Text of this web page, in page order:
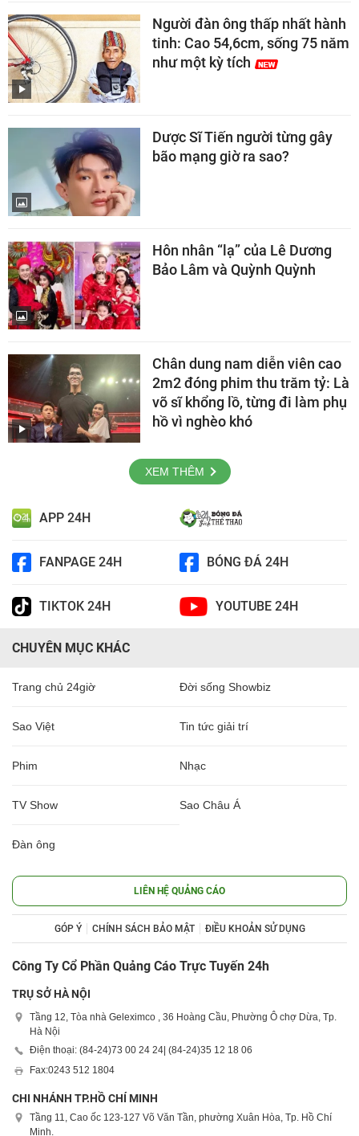
Người đàn ông thấp nhất hành
tinh: Cao 54,6cm, sống 75 năm
như một kỳ tích
Dược Sĩ Tiến người từng gây
bão mạng giờ ra sao?
Hôn nhân “lạ” của Lê Dương
Bảo Lâm và Quỳnh Quỳnh
Chân dung nam diễn viên cao
2m2 đóng phim thu trăm tỷ: Là
võ sĩ khổng lồ, từng đi làm phụ
hồ vì nghèo khó
XEM THÊM
APP 24H
FANPAGE 24H BÓNG ĐÁ 24H
TIKTOK 24H YOUTUBE 24H
CHUYÊN MỤC KHÁC
Trang chủ 24giờ Đời sống Showbiz
Sao Việt Tin tức giải trí
Phim Nhạc
TV Show Sao Châu Á
Đàn ông
LIÊN HỆ QUẢNG CÁO
GÓP Ý CHÍNH SÁCH BẢO MẬT ĐIỀU KHOẢN SỬ DỤNG
Công Ty Cổ Phần Quảng Cáo Trực Tuyến 24h
TRỤ SỞ HÀ NỘI
Tầng 12, Tòa nhà Geleximco , 36 Hoàng Cầu, Phường Ô chợ Dừa, Tp.
Hà Nội
Điện thoại: (84-24)73 00 24 24| (84-24)35 12 18 06
Fax:0243 512 1804
CHI NHÁNH TP.HỒ CHÍ MINH
Tầng 11, Cao ốc 123-127 Võ Văn Tần, phường Xuân Hòa, Tp. Hồ Chí
Minh.